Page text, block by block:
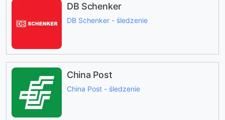
DB Schenker
DB Schenker - śledzenie
China Post
China Post - śledzenie